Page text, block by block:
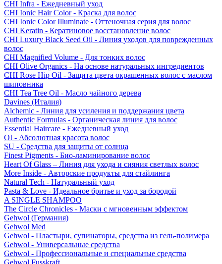
CHI Infra - Ежедневный уход
CHI Ionic Hair Color - Краска для волос
CHI Ionic Color Illuminate - Оттеночная серия для волос
CHI Keratin - Кератиновое восстановление волос
CHI Luxury Black Seed Oil - Линия уходов для поврежденных
волос
CHI Magnified Volume - Для тонких волос
CHI Olive Organics - На основе натуральных ингредиентов
CHI Rose Hip Oil - Защита цвета окрашенных волос с маслом
шиповника
CHI Tea Tree Oil - Масло чайного дерева
Davines (Италия)
Alchemic - Линия для усиления и поддержания цвета
Authentic Formulas - Органическая линия для волос
Essential Haircare - Eжедневный уход
OI - Абсолютная красота волос
SU - Средства для защиты от солнца
Finest Pigments - Био-ламинирование волос
Heart Of Glass – Линия для ухода и сияния светлых волос
More Inside - Авторские продукты для стайлинга
Natural Tech - Натуральный уход
Pasta & Love - Идеальное бритье и уход за бородой
A SINGLE SHAMPOO
The Circle Chronicles - Маски с мгновенным эффектом
Gehwol (Германия)
Gehwol Med
Gehwol - Пластыри, супинаторы, средства из гель-полимера
Gehwol - Универсальные средства
Gehwol - Профессиональные и специальные средства
Gehwol Fusskraft